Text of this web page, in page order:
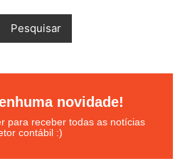
novidade!
para receber todas as notícias
contábil :)